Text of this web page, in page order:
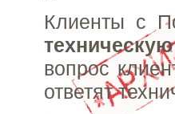
Клиенты с
вопрос
ответят